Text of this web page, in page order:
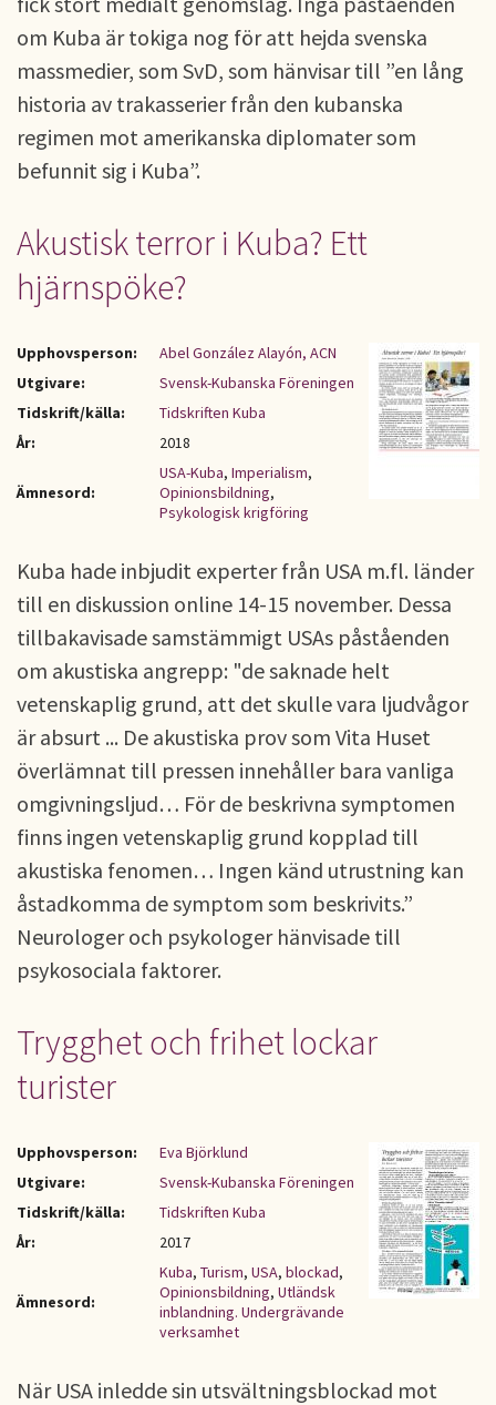
om Kuba är tokiga nog för att hejda svenska
massmedier, som SvD, som hänvisar till ”en lång
historia av trakasserier från den kubanska
regimen mot amerikanska diplomater som
befunnit sig i Kuba”.
Akustisk terror i Kuba? Ett
hjärnspöke?
Upphovsperson:
Abel González Alayón, ACN
Utgivare:
Svensk-Kubanska Föreningen
Tidskrift/källa:
Tidskriften Kuba
År:
2018
Ämnesord:
USA-Kuba, Imperialism,
Opinionsbildning,
Psykologisk krigföring
Kuba hade inbjudit experter från USA m.fl. länder
till en diskussion online 14-15 november. Dessa
tillbakavisade samstämmigt USAs påståenden
om akustiska angrepp: "de saknade helt
vetenskaplig grund, att det skulle vara ljudvågor
är absurt ... De akustiska prov som Vita Huset
överlämnat till pressen innehåller bara vanliga
omgivningsljud… För de beskrivna symptomen
finns ingen vetenskaplig grund kopplad till
akustiska fenomen… Ingen känd utrustning kan
åstadkomma de symptom som beskrivits.”
Neurologer och psykologer hänvisade till
psykosociala faktorer.
Trygghet och frihet lockar
turister
Upphovsperson:
Eva Björklund
Utgivare:
Svensk-Kubanska Föreningen
Tidskrift/källa:
Tidskriften Kuba
År:
2017
Ämnesord:
Kuba, Turism, USA, blockad,
Opinionsbildning, Utländsk
inblandning. Undergrävande
verksamhet
När USA inledde sin utsvältningsblockad mot